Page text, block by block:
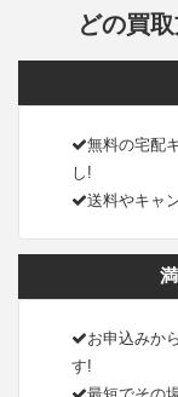
どの買
無料の宅配
し!
送料やキャ
お申込みか
す!